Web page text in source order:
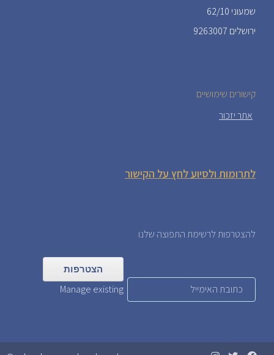
שמעוני 62/10
ירושלים 9263007
קישורים שימושיים
אתר יזכור
לתרומות ולסיוע לחץ על הקישור
להצטרפות לרשימת התפוצה שלנו
Manage existing